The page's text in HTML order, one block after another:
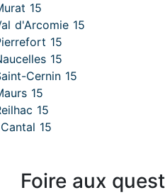
15
d'Arcomie 15
15
15
Cernin 15
15
15
15
Foire aux